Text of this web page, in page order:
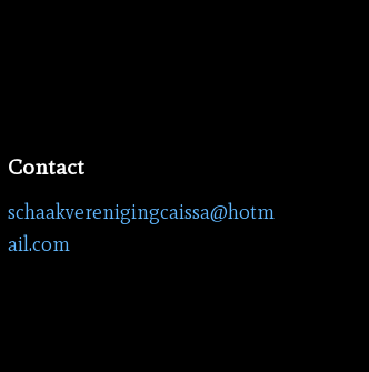
Contact
schaakverenigingcaissa@hotm
ail.com